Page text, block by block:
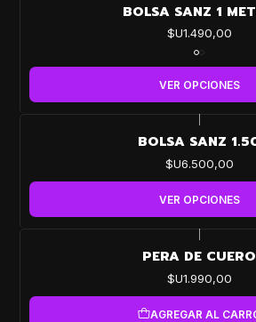
BOLSA SANZ 1
$U1.490,00
VER OPCIONES
BOLSA SANZ
$U6.500,00
VER OPCIONES
PERA DE CUERO
$U1.990,00
AGREGAR AL